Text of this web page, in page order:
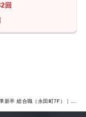
回
新卒 総合職（永田町7F）｜求